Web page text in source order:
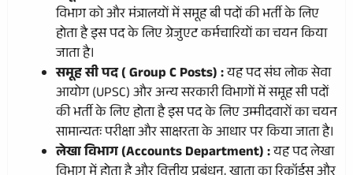
विभाग को और मंत्रालयों में समूह बी पदों की भर्ती के लिए
होता है इस पद के लिए ग्रेजुएट कर्मचारियों का चयन किया
जाता है।
समूह सी पद ( Group C Posts) :यह पद संघ लोक सेवा
आयोग (UPSC) और अन्य सरकारी विभागों में समूह सी पदों
की भर्ती के लिए होता है इस पद के लिए उम्मीदवारों का चयन
सामान्यतः परीक्षा और साक्षरता के आधार पर किया जाता है।
लेखा विभाग (Accounts Department) :यह पद लेखा